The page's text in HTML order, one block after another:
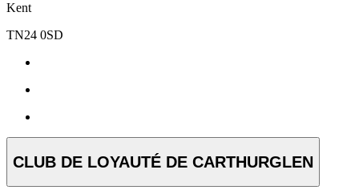
Kent
TN24 0SD
CLUB DE LOYAUTÉ DE CARTHURGLEN